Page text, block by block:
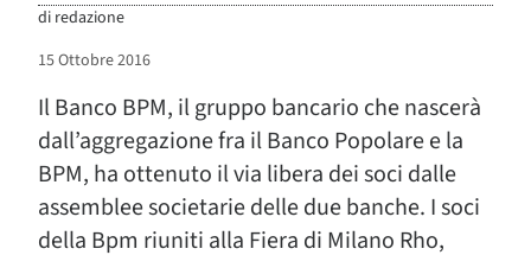
di redazione
15 Ottobre 2016
Il Banco BPM, il gruppo bancario che nascerà
dall’aggregazione fra il Banco Popolare e la
BPM, ha ottenuto il via libera dei soci dalle
assemblee societarie delle due banche. I soci
della Bpm riuniti alla Fiera di Milano Rho,